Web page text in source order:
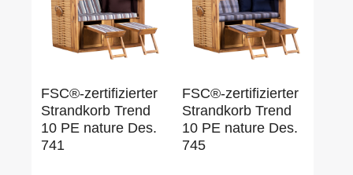
FSC®-zertifizierter
Strandkorb Trend
10 PE nature Des.
741
FSC®-zertifizierter
Strandkorb Trend
10 PE nature Des.
745